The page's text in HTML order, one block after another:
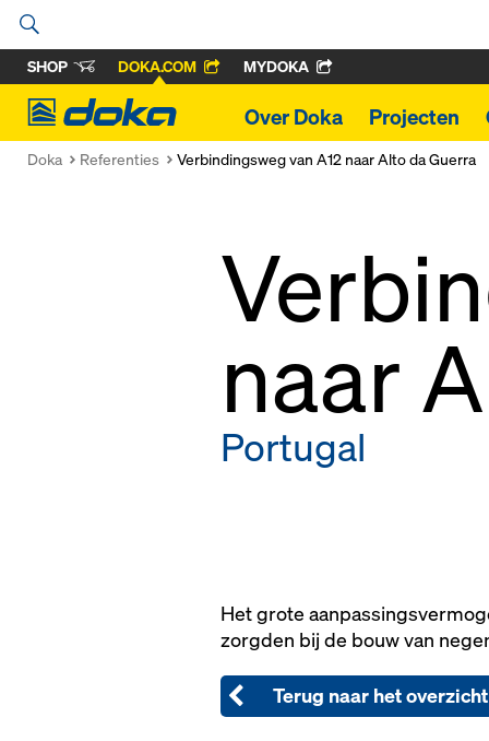
SHOP DOKA.COM MYDOKA
Doka
Over Doka Projecten
Doka Referenties Verbindingsweg van A12 naar Alto da Guerra
naar
Portugal
Het grote
zorgden bij de bouw van
Terug naar het overzicht